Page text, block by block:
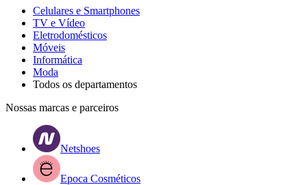
Celulares e Smartphones
TV e Vídeo
Eletrodomésticos
Móveis
Informática
Moda
Todos os departamentos
Nossas marcas e parceiros
Netshoes
Epoca Cosméticos